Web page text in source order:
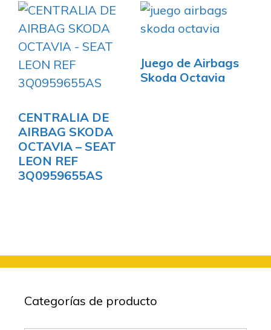
CENTRALIA DE
AIRBAG SKODA
OCTAVIA – SEAT
LEON REF
3Q0959655AS
Juego de Airbags
Skoda Octavia
Categorías de producto